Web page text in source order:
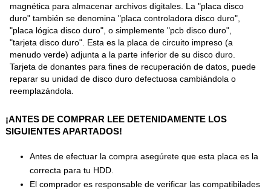
magnética para almacenar archivos digitales. La "placa disco
duro" también se denomina "placa controladora disco duro",
"placa lógica disco duro", o simplemente "pcb disco duro",
"tarjeta disco duro". Esta es la placa de circuito impreso (a
menudo verde) adjunta a la parte inferior de su disco duro.
Tarjeta de donantes para fines de recuperación de datos, puede
reparar su unidad de disco duro defectuosa cambiándola o
reemplazándola.
¡ANTES DE COMPRAR LEE DETENIDAMENTE LOS
SIGUIENTES APARTADOS!
Antes de efectuar la compra asegúrete que esta placa es la
correcta para tu HDD.
El comprador es responsable de verificar las compatibilades